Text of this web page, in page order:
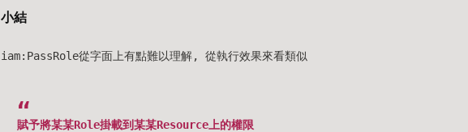
小結
iam:PassRole從字面上有點難以理解, 從執行效果來看類似
賦予將某某Role掛載到某某Resource上的權限